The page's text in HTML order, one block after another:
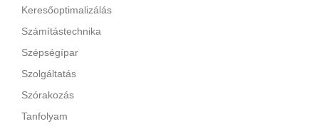
Keresőoptimalizálás
Számítástechnika
Szépségípar
Szolgáltatás
Szórakozás
Tanfolyam